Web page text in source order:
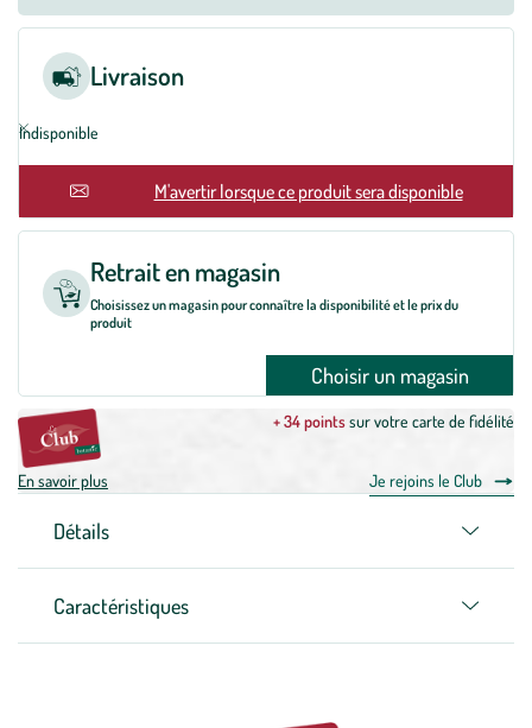
Livraison
Indisponible
M'avertir lorsque ce produit sera disponible
Retrait en magasin
Choisissez un magasin pour connaître la disponibilité et le prix du
produit
Choisir un magasin
+ 34 pointssur votre carte de fidélité
En savoir plus Je rejoins le Club
Détails
Caractéristiques